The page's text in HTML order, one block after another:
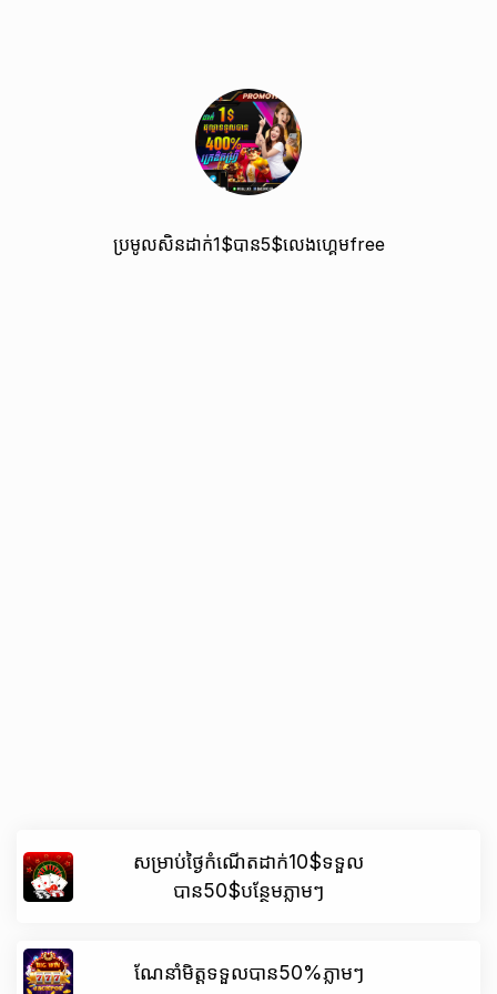
ប្រមូលសិនដាក់1$បាន5$លេងហ្គេមfree
សម្រាប់ថ្ងៃកំណើតដាក់10$ទទួល
បាន50$បន្ថែមភ្លាមៗ
ណែនាំមិត្តទទួលបាន50%ភ្លាមៗ